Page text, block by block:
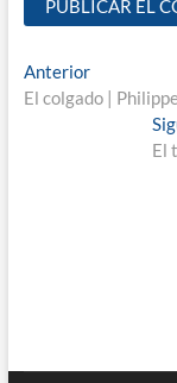
Navegación
de
AnteriorEntrada
anterior:
El colgado |
El